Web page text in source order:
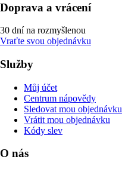
Doprava a vrácení
30 dní na rozmyšlenou
Vraťte svou objednávku
Služby
Můj účet
Centrum nápovědy
Sledovat mou objednávku
Vrátit mou objednávku
Kódy slev
O nás